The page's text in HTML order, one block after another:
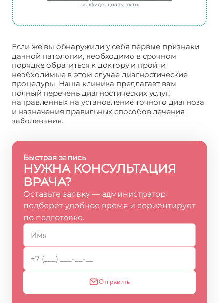
конфиденциальности
Если же вы обнаружили у себя первые признаки
данной патологии, необходимо в срочном
порядке обратиться к доктору и пройти
необходимые в этом случае диагностические
процедуры. Наша клиника предлагает вам
полный перечень диагностических услуг,
направленных на установление точного диагноза
и назначения правильных способов лечения
заболевания.
Быстрая запись
НУЖНА КОНСУЛЬТАЦИЯ
ВРАЧА?
Оставьте заявку — администратор
подберёт удобное время и сориентирует
по подготовке.
Отправить